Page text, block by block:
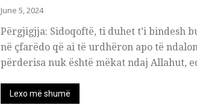
June 5, 2024
Përgjigjja: Sidoqoftë, ti duhet t’i bindesh
në çfarëdo që ai të urdhëron apo të
përderisa nuk është mëkat ndaj Allahut,
Lexo më shumë